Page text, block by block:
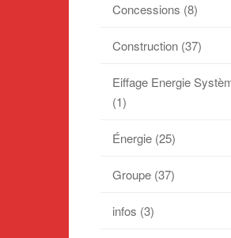
Concessions (8)
Construction (37)
Eiffage Energie
(1)
Énergie (25)
Groupe (37)
infos (3)